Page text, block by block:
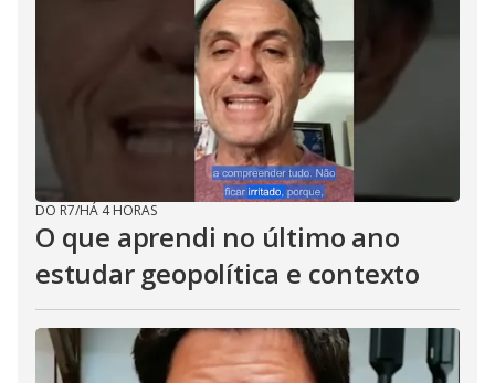
DO R7/HÁ 4 HORAS
O que aprendi no último ano
estudar geopolítica e contexto